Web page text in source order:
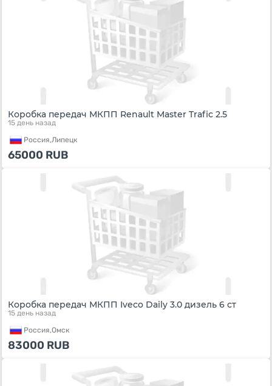
Коробка передач МКПП Renault Master Trafic 2.5
15 день назад
Россия,Липецк
65000 RUB
Коробка передач МКПП Iveco Daily 3.0 дизель 6 ст
15 день назад
Россия,Омск
83000 RUB